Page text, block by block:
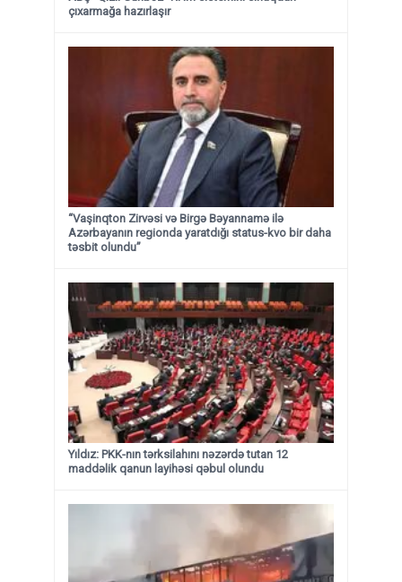
çıxarmağa hazırlaşır
“Vaşinqton Zirvəsi və Birgə Bəyannamə ilə
Azərbayanın regionda yaratdığı status-kvo bir daha
təsbit olundu”
Yıldız: PKK-nın tərksilahını nəzərdə tutan 12
maddəlik qanun layihəsi qəbul olundu ​​​​​​​